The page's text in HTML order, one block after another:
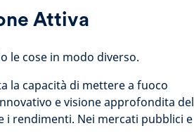
Attiva
le cose in modo diverso.
la capacità di mettere a fuoco
e visione approfondita del
i rendimenti. Nei mercati pubblici e